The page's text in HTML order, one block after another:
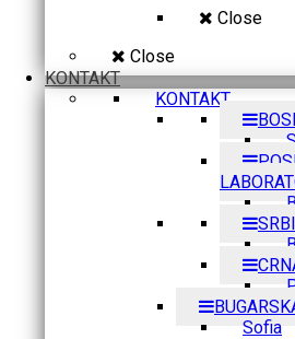
Close
Close
KONTAKT
KONTAKT
Sofia